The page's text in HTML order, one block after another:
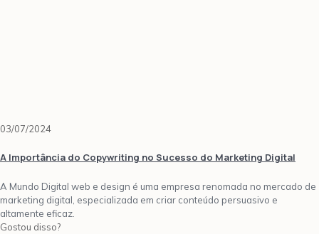
03/07/2024
A Importância do Copywriting no Sucesso do Marketing Digital
A Mundo Digital web e design é uma empresa renomada no mercado de
marketing digital, especializada em criar conteúdo persuasivo e
altamente eficaz.
Gostou disso?